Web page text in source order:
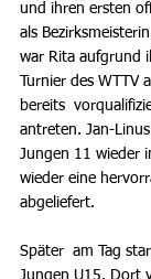
und ihren ersten
als
war Rita aufgrund
Turnier des WTTV
bereits
antreten. Jan-
Jungen 11 wieder
wieder eine
abgeliefert.
Später  am Tag
Jungen U15. Dort